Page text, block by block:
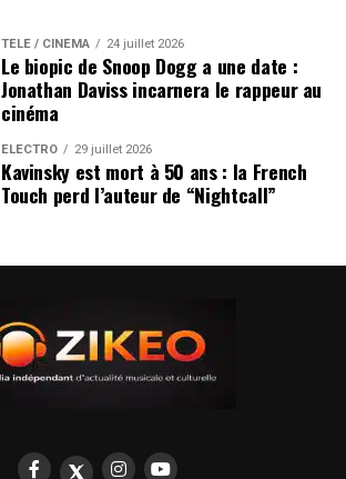
TÉLÉ / CINÉMA 24 juillet 2026
Le biopic de Snoop Dogg a une date :
Jonathan Daviss incarnera le rappeur au
cinéma
ÉLECTRO 29 juillet 2026
Kavinsky est mort à 50 ans : la French
Touch perd l’auteur de “Nightcall”